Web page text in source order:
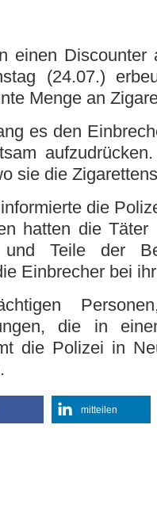
einen Discounter
(24.07.)
Menge an
es den
sie die
die
hatten die
Teile der
Einbrecher bei
die in
die Polizei in
mitteilen